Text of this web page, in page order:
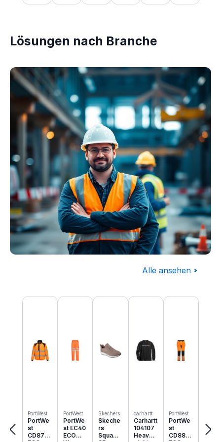
Lösungen nach Branche
Alle ansehen
Produktgalerie überspringen
PortWest
PortWe
st
CD875
PortWest
PortWe
st EC40
ECO
Skechers
Skeche
rs
Squad
carhartt
Carhartt
104107
Heavyw
PortWest
PortWe
st
CD889